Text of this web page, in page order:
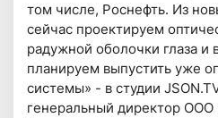
том числе, Роснефть. Из
сейчас проектируем
радужной оболочки глаза и
планируем выпустить уже
системы» - в студии
генеральный директор ООО